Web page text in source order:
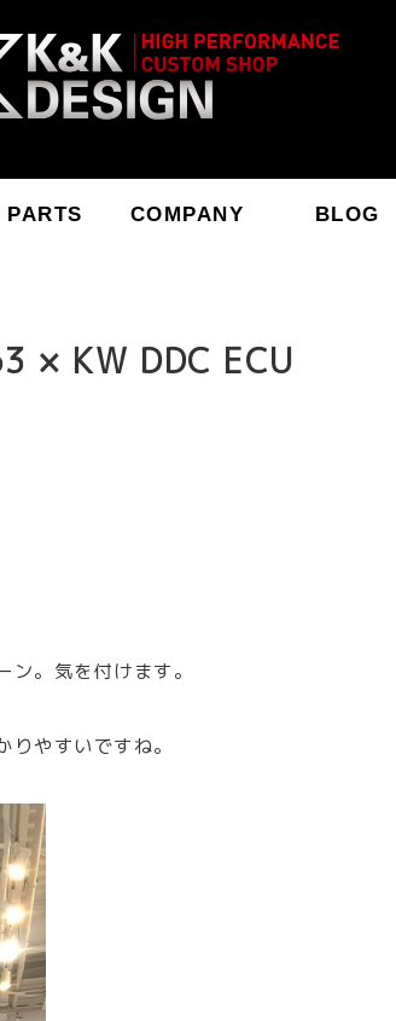
PARTS COMPANY BLOG
× KW DDC ECU
。気を付けます。
やすいですね。